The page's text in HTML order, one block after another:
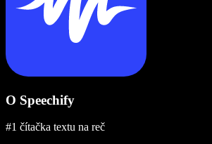
O Speechify
#1 čítačka textu na reč